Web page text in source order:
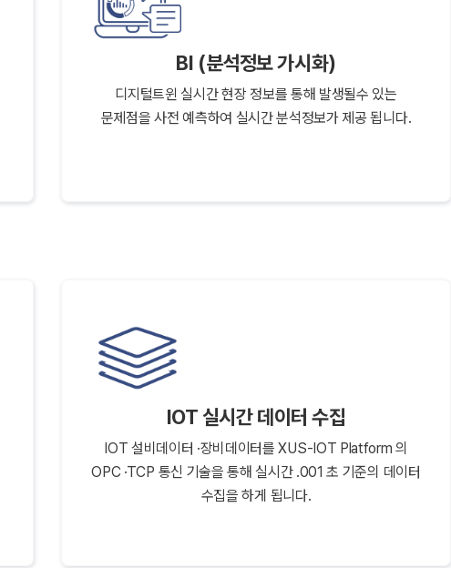
BI (분석정보 가시화)
디지털트윈 실시간 현장 정보를 통해 발생될수 있는
문제점을 사전 예측하여 실시간 분석정보가 제공 됩니다.
IOT 실시간 데이터 수집
IOT 설비데이터 ·장비데이터를 XUS-IOT Platform 의
OPC ·TCP 통신 기술을 통해 실시간 .001 초 기준의 데이터
수집을 하게 됩니다.